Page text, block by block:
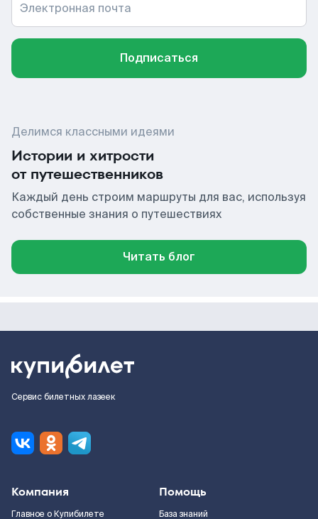
Электронная почта
Подписаться
Делимся классными идеями
Истории и хитрости
от путешественников
Каждый день строим маршруты для вас, используя
собственные знания о путешествиях
Читать блог
Сервис билетных лазеек
Компания
Главное о Купибилете
Помощь
База знаний